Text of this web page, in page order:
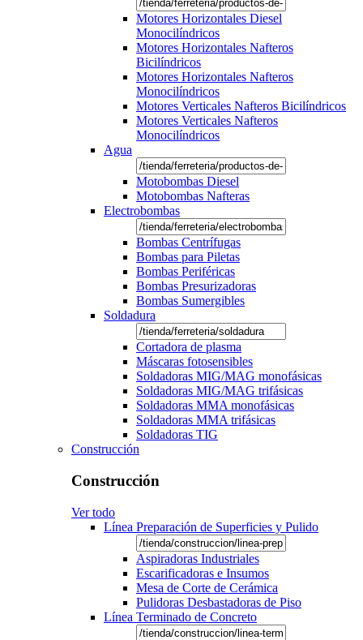
Motores Horizontales Diesel
Monocilíndricos
Motores Horizontales Nafteros
Bicilíndricos
Motores Horizontales Nafteros
Monocilíndricos
Motores Verticales Nafteros Bicilíndricos
Motores Verticales Nafteros
Monocilíndricos
Agua
Motobombas Diesel
Motobombas Nafteras
Electrobombas
Bombas Centrífugas
Bombas para Piletas
Bombas Periféricas
Bombas Presurizadoras
Bombas Sumergibles
Soldadura
Cortadora de plasma
Máscaras fotosensibles
Soldadoras MIG/MAG monofásicas
Soldadoras MIG/MAG trifásicas
Soldadoras MMA monofásicas
Soldadoras MMA trifásicas
Soldadoras TIG
Construcción
Construcción
Ver todo
Línea Preparación de Superficies y Pulido
Aspiradoras Industriales
Escarificadoras e Insumos
Mesa de Corte de Cerámica
Pulidoras Desbastadoras de Piso
Línea Terminado de Concreto